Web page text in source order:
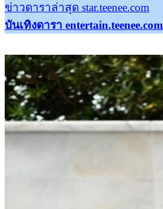
ข่าวดาราล่าสุด star.teenee.com
บันเทิงดารา entertain.teenee.com